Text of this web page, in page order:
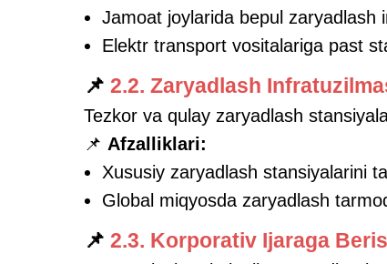
Jamoat joylarida bepul zaryadlash
Elektr transport vositalariga past
📌 2.2. Zaryadlash
Tezkor va qulay zaryadlash
📌 Afzalliklari:
Xususiy zaryadlash stansiyalarini
Global miqyosda zaryadlash
📌 2.3. Korporativ Ijaraga